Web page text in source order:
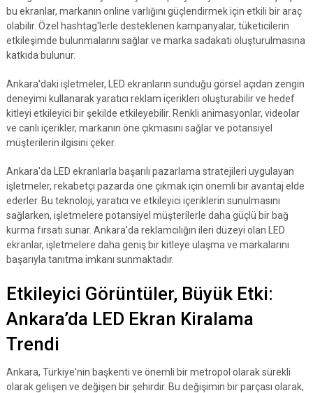
bu ekranlar, markanın online varlığını güçlendirmek için etkili bir araç
olabilir. Özel hashtag'lerle desteklenen kampanyalar, tüketicilerin
etkileşimde bulunmalarını sağlar ve marka sadakati oluşturulmasına
katkıda bulunur.
Ankara'daki işletmeler, LED ekranların sunduğu görsel açıdan zengin
deneyimi kullanarak yaratıcı reklam içerikleri oluşturabilir ve hedef
kitleyi etkileyici bir şekilde etkileyebilir. Renkli animasyonlar, videolar
ve canlı içerikler, markanın öne çıkmasını sağlar ve potansiyel
müşterilerin ilgisini çeker.
Ankara'da LED ekranlarla başarılı pazarlama stratejileri uygulayan
işletmeler, rekabetçi pazarda öne çıkmak için önemli bir avantaj elde
ederler. Bu teknoloji, yaratıcı ve etkileyici içeriklerin sunulmasını
sağlarken, işletmelere potansiyel müşterilerle daha güçlü bir bağ
kurma fırsatı sunar. Ankara'da reklamcılığın ileri düzeyi olan LED
ekranlar, işletmelere daha geniş bir kitleye ulaşma ve markalarını
başarıyla tanıtma imkanı sunmaktadır.
Etkileyici Görüntüler, Büyük Etki:
Ankara’da LED Ekran Kiralama
Trendi
Ankara, Türkiye'nin başkenti ve önemli bir metropol olarak sürekli
olarak gelişen ve değişen bir şehirdir. Bu değişimin bir parçası olarak,